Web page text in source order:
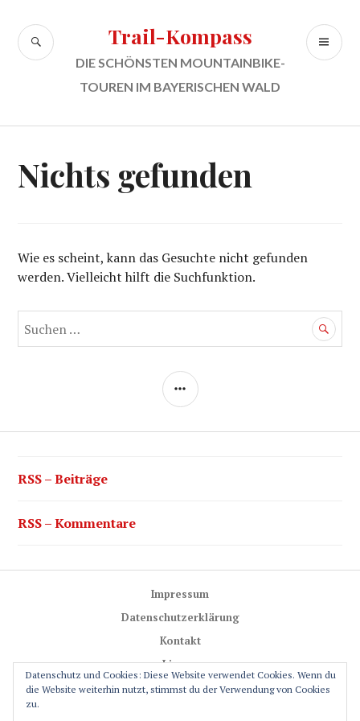
Inhalt
springen
Trail-Kompass
DIE SCHÖNSTEN MOUNTAINBIKE-
TOUREN IM BAYERISCHEN WALD
SUCHE
Nichts gefunden
Wie es scheint, kann das Gesuchte nicht gefunden
werden. Vielleicht hilft die Suchfunktion.
nach:
SEITENLEISTE
RSS – Beiträge
RSS – Kommentare
Impressum
Datenschutzerklärung
Kontakt
Lizenz
Trail-Rules
Datenschutz und Cookies: Diese Website verwendet Cookies. Wenn du
die Website weiterhin nutzt, stimmst du der Verwendung von Cookies
zu.